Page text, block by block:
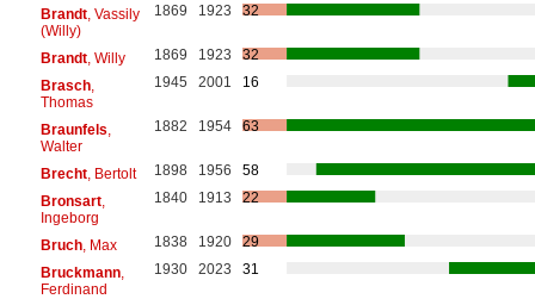
Brandt, Vassily
(Willy)
1869 1923 32
Brandt, Willy 1869 1923
32
Brasch,
Thomas
1945 2001 16
Braunfels
Walter
1882 1954 63
Brecht, Bertolt 1898 1956
58
Bronsart,
Ingeborg
1840 1913 22
Bruch, Max 1838 1920
29
Bruckmann,
Ferdinand
1930 2023 31